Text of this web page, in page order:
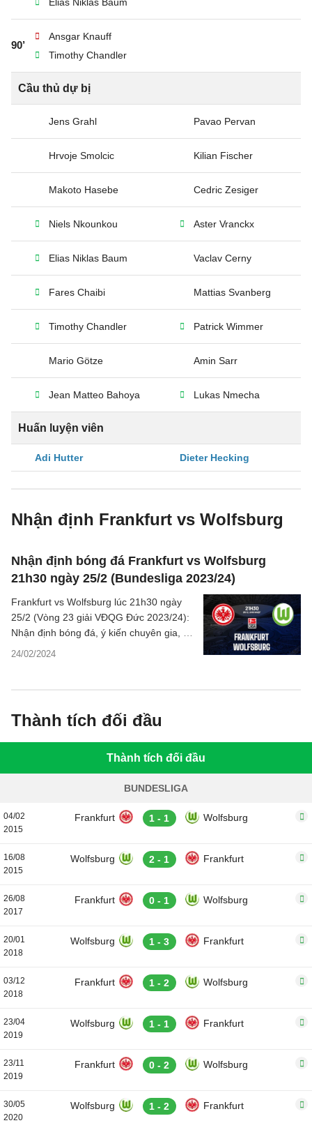
90’
Ansgar Knauff
Timothy Chandler
Cầu thủ dự bị
Jens Grahl Pavao Pervan
Hrvoje Smolcic Kilian Fischer
Makoto Hasebe Cedric Zesiger
Niels Nkounkou Aster Vranckx
Elias Niklas Baum Vaclav Cerny
Fares Chaibi Mattias Svanberg
Timothy Chandler Patrick Wimmer
Mario Götze Amin Sarr
Jean Matteo Bahoya Lukas Nmecha
Huấn luyện viên
Adi Hutter Dieter Hecking
Nhận định Frankfurt vs Wolfsburg
Nhận định bóng đá Frankfurt vs Wolfsburg
21h30 ngày 25/2 (Bundesliga 2023/24)
24/02/2024
Frankfurt vs Wolfsburg lúc 21h30 ngày
25/2 (Vòng 23 giải VĐQG Đức 2023/24):
Nhận định bóng đá, ý kiến chuyên gia, dự
đoán kết quả, thông tin phân tích chi tiết,
Thành tích đối đầu
Thành tích đối đầu
BUNDESLIGA
04/02
2015
Frankfurt 1 - 1 Wolfsburg
16/08
2015
Wolfsburg 2 - 1 Frankfurt
26/08
2017
Frankfurt 0 - 1 Wolfsburg
20/01
2018
Wolfsburg 1 - 3 Frankfurt
03/12
2018
Frankfurt 1 - 2 Wolfsburg
23/04
2019
Wolfsburg 1 - 1 Frankfurt
23/11
2019
Frankfurt 0 - 2 Wolfsburg
30/05
2020
Wolfsburg 1 - 2 Frankfurt